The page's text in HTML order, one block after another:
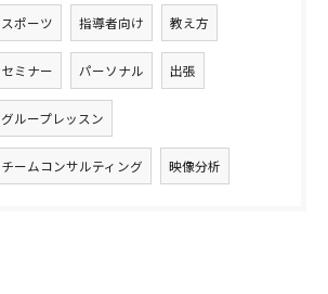
スポーツ 指導者向け 教え方
セミナー パーソナル 出張
グループレッスン
チームコンサルティング 映像分析